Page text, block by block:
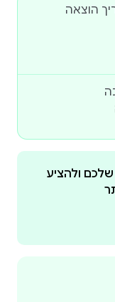
הוצאה
ולהציע